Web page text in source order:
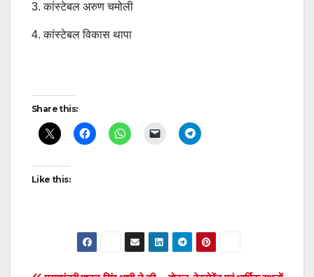
3. ⁠कांस्टेबल अरुण चमोली
4. ⁠कांस्टेबल विकास थापा
Post
navigation
Share this:
Like this: